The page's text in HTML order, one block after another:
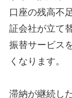
口座の残高不
証会社が立て
振替サービス
くなります。
滞納が継続し